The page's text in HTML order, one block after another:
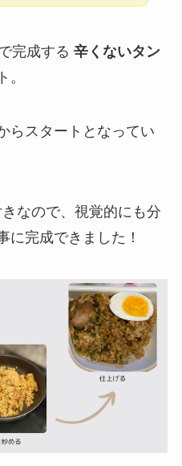
完成する 辛くないタン
。
らスタートとなってい
なので、視覚的にも分
に完成できました！